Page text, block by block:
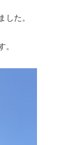
した。
。